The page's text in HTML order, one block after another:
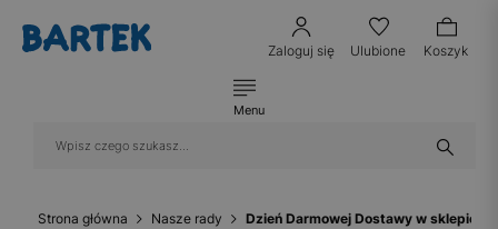
Zaloguj się Ulubione Koszyk
Menu
Strona główna Nasze rady Dzień Darmowej Dostawy w sklepie